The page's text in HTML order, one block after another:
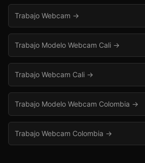
Trabajo Webcam →
Trabajo Modelo Webcam Cali →
Trabajo Webcam Cali →
Trabajo Modelo Webcam Colombia →
Trabajo Webcam Colombia →